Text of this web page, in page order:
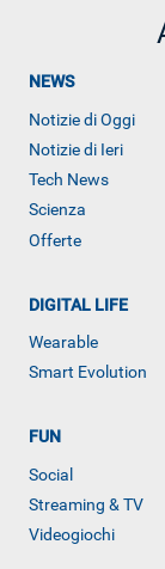
NEWS
Notizie di Oggi
Notizie di Ieri
Tech News
Scienza
Offerte
DIGITAL LIFE
Wearable
Smart Evolution
FUN
Social
Streaming & TV
Videogiochi